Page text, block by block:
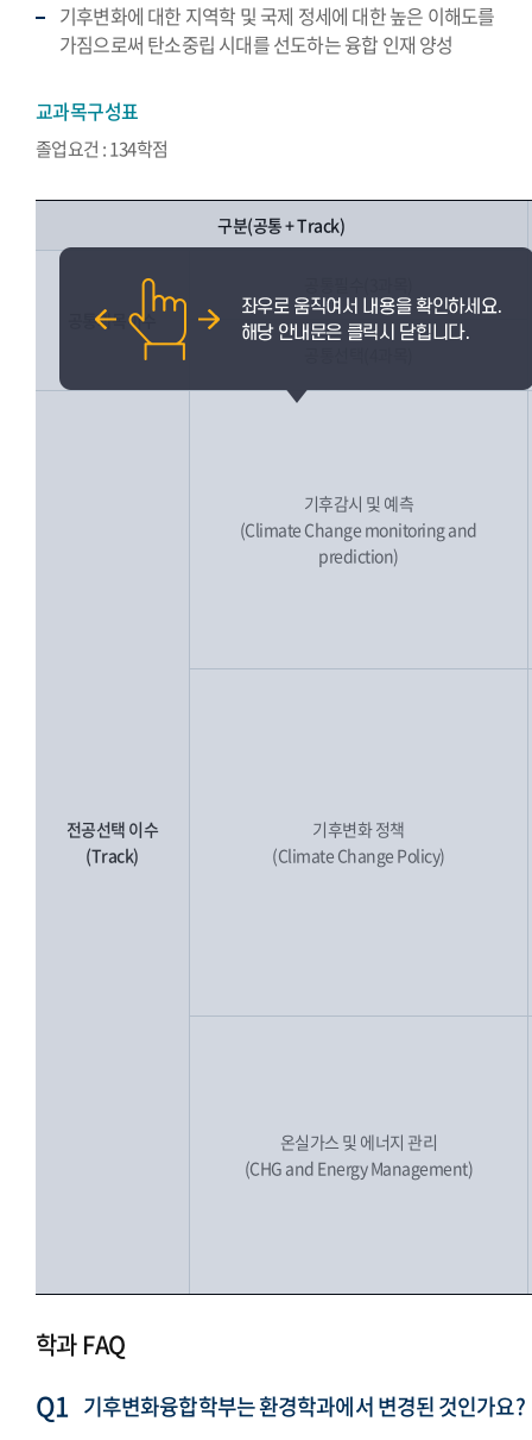
기후변화에 대한 지역학 및 국제 정세에 대한 높은 이해도를
가짐으로써 탄소중립 시대를 선도하는 융합 인재 양성
교과목구성표
졸업요건 : 134학점
구분(공통 + Track)
공통과목이수
전공선택 이수
(Track)
기후감시 및 예측
(Climate Change monitoring and
prediction)
기후변화 정책
(Climate Change Policy)
온실가스 및 에너지 관리
(CHG and Energy Management)
학과 FAQ
기후변화융합학부는 환경학과에서 변경된 것인가요?